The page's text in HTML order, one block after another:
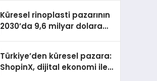
Küresel rinoplasti pazarının
2030’da 9,6 milyar dolara
Türkiye’den küresel pazara:
ShopinX, dijital ekonomi ile